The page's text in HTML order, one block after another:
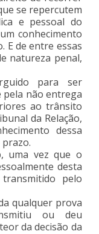
se repercutem
e pessoal do
conhecimento
E de entre essas
natureza penal,
para ser
pela não entrega
ao trânsito
da Relação,
dessa
uma vez que o
desta
pelo
qualquer prova
ou deu
da decisão da